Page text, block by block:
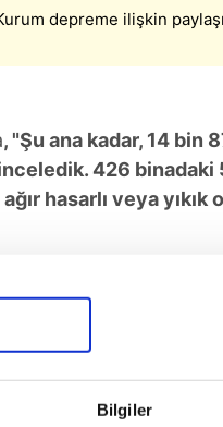
Bilgiler
depreme ilişkin
, "Şu ana kadar, 14 bin
426
hasarlı veya